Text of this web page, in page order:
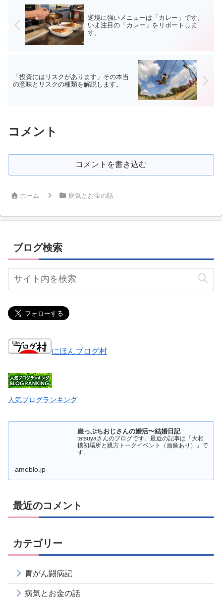
逆境に強いメニューは「カレー」です。
いま注目の「カレー」をリポートしま
す。
「投資にはリスクがあります」その本当
の意味とリスクの種類を解説します。
コメント
コメントを書き込む
ホーム 病気とお金の話
ブログ検索
にほんブログ村
人気ブログランキング
崖っぷちおじさんの婚活〜結婚日記
tatsuyaさんのブログです。最近の記事は「大相
撲初場所と親方トークイベント（画像あり）」で
す。
ameblo.jp
最近のコメント
カテゴリー
胃がん闘病記
病気とお金の話